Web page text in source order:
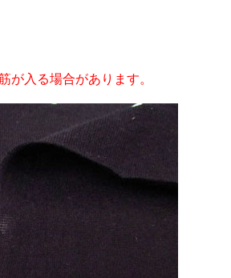
入る場合があります。